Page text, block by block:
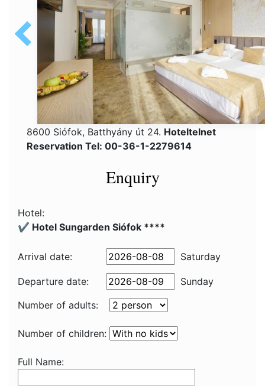
8600 Siófok, Batthyány út 24. Hoteltelnet
Reservation Tel: 00-36-1-2279614
Enquiry
Hotel:
✔️ Hotel Sungarden Siófok ****
Arrival date: Saturday
Departure date:
Sunday
Number of adults:
Number of children:
Full Name: